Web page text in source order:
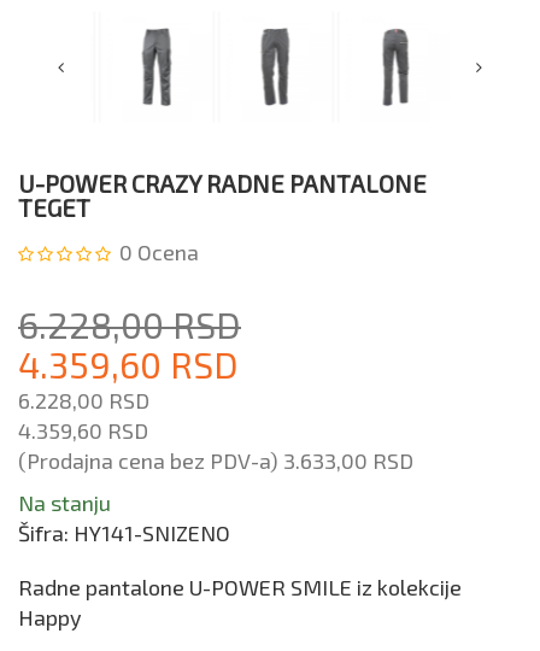
U-POWER CRAZY RADNE PANTALONE
TEGET
0 Ocena
6.228,00 RSD
4.359,60 RSD
6.228,00 RSD
4.359,60 RSD
(Prodajna cena bez PDV-a) 3.633,00 RSD
Na stanju
Šifra: HY141-SNIZENO
Radne pantalone U-POWER SMILE iz kolekcije
Happy